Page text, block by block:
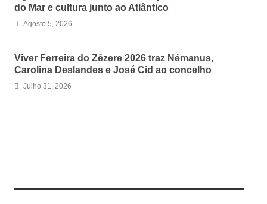
do Mar e cultura junto ao Atlântico
Agosto 5, 2026
Viver Ferreira do Zêzere 2026 traz Némanus,
Carolina Deslandes e José Cid ao concelho
Julho 31, 2026